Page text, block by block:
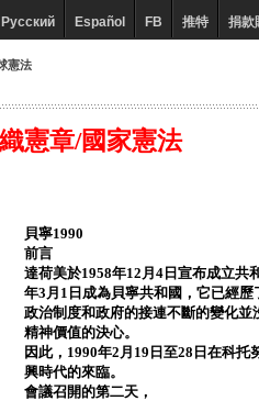
Русский Español FB 推特 捐款
憲法
憲章/國家憲法
貝寧1990
前言
達荷美於1958年12月4日宣布成立共
年3月1日成為貝寧共和國，它已經
政治制度和政府的接連不斷的變化
精神價值的決心。
因此，1990年2月19日至28日在科
興時代的來臨。
會議召開的第二天，